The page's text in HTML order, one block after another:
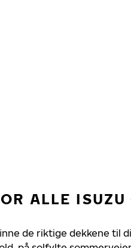
ALLE
de riktige dekkene til